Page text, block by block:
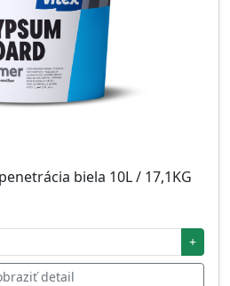
biela 10L / 17,1KG
+
detail